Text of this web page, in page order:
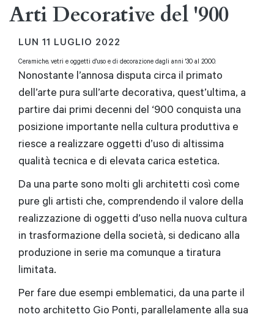
Arti Decorative del '900
LUN 11 LUGLIO 2022
Ceramiche, vetri e oggetti d'uso e di decorazione dagli anni '30 al 2000.
Nonostante l’annosa disputa circa il primato
dell’arte pura sull’arte decorativa, quest’ultima, a
partire dai primi decenni del ‘900 conquista una
posizione importante nella cultura produttiva e
riesce a realizzare oggetti d’uso di altissima
qualità tecnica e di elevata carica estetica.
Da una parte sono molti gli architetti così come
pure gli artisti che, comprendendo il valore della
realizzazione di oggetti d’uso nella nuova cultura
in trasformazione della società, si dedicano alla
produzione in serie ma comunque a tiratura
limitata.
Per fare due esempi emblematici, da una parte il
noto architetto Gio Ponti, parallelamente alla sua